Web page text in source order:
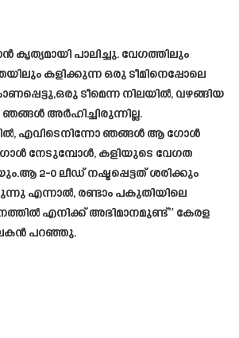
കൃത്യമായി പാലിച്ചു. വേഗത്തിലും
കളിക്കുന്ന ഒരു ടീമിനെപ്പോലെ
ടീമെന്ന നിലയിൽ, വഴങ്ങിയ
അർഹിച്ചിരുന്നില്ല.
എവിടെനിന്നോ ഞങ്ങൾ ആ ഗോൾ
ഗോൾ നേടുമ്പോൾ, കളിയുടെ വേഗത
2-0 ലീഡ് നഷ്ടപ്പെട്ടത് ശരിക്കും
എന്നാൽ, രണ്ടാം പകുതിയിലെ
എനിക്ക് അഭിമാനമുണ്ട്” കേരള
പറഞ്ഞു.